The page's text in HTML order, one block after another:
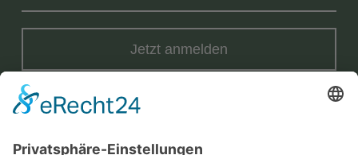
Jetzt anmelden